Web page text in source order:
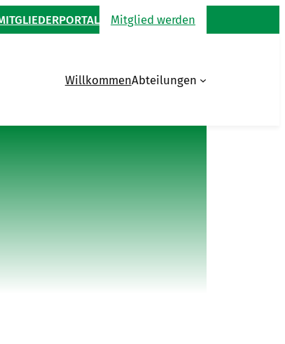
Mitglied werden
WillkommenAbteilungen